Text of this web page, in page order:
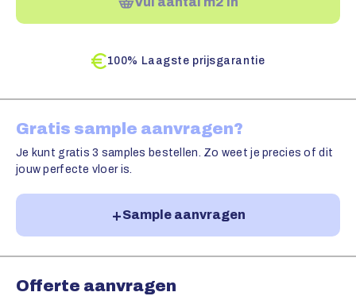
100% Laagste prijsgarantie
Gratis sample aanvragen?
Je kunt gratis 3 samples bestellen. Zo weet je precies of dit
jouw perfecte vloer is.
Sample aanvragen
Offerte aanvragen